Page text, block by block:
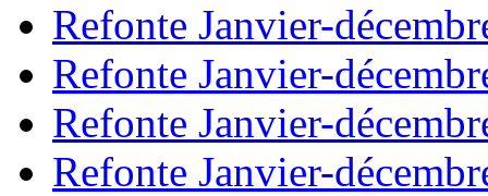
Refonte Janvier-
Refonte Janvier-
Refonte Janvier-
Refonte Janvier-